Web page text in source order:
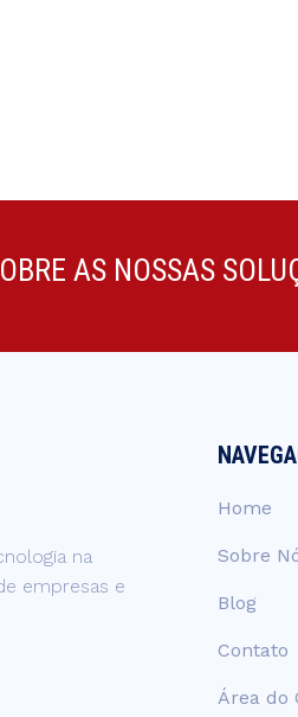
AS NOSSAS
na
empresas e
Home
Sobre
Blog
Contato
Área do